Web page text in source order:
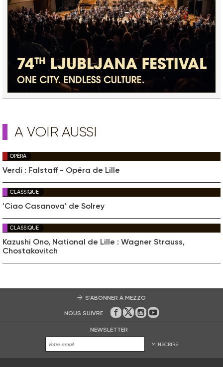
A VOIR AUSSI
OPÉRA
Verdi : Falstaff - Opéra de Lille
CLASSIQUE
'Ciao Casanova' de Solrey
CLASSIQUE
Kazushi Ono, National de Lille : Wagner Strauss,
Chostakovitch
S’ABONNER À MEZZO
NOUS SUIVRE Sur Facebook
Sur Twitter
Sur Instagram
Sur Youtube
NEWSLETTER
M'INSCRIRE